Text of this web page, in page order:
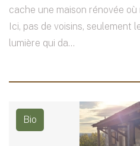
cache une maison rénovée
Ici, pas de voisins, seulement
lumière qui da...
Bio